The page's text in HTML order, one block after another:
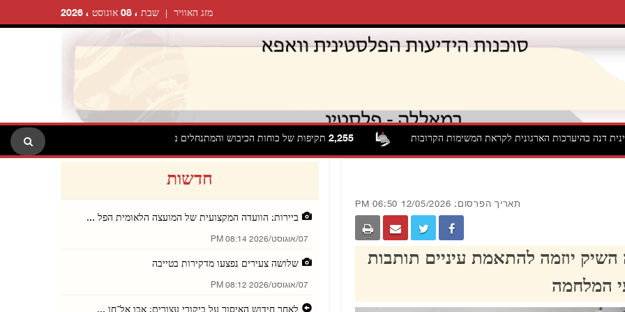
שבת ، 08 אוגוסט ، 2026 מזג האוויר
בהיערכות הארגונית לקראת המשימות הקרובות 2,255 תקיפות של כוחות הכיבוש והמתנחלים בגדה המערבית במהלך יולי 2026
תאריך הפרסום: 12/05/2026 06:50 PM
השיק יוזמה להתאמת עיניים תותבות
המלחמה
חדשות
ביירות: הוועדה המקצועית של המועצה הלאומית הפל ...
07/אוגוסט/2026 08:14 PM
שלושה צעירים נפצעו מדקירות בטייבה
07/אוגוסט/2026 08:12 PM